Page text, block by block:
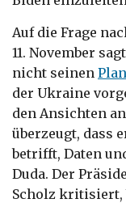
Auf die Frage
11. November
nicht seinen
der Ukraine
den Ansichten
überzeugt, dass
betrifft, Daten
Duda. Der
Scholz kritisiert,